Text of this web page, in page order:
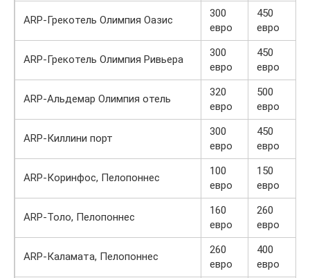
ARP-Грекотель Олимпия Оазис
300
евро
450
евро
ARP-Грекотель Олимпия Ривьера
300
евро
450
евро
ARP-Альдемар Олимпия отель
320
евро
500
евро
ARP-Киллини порт
300
евро
450
евро
ARP-Коринфос, Пелопоннес
100
евро
150
евро
ARP-Толо, Пелопоннес
160
евро
260
евро
ARP-Каламата, Пелопоннес
260
евро
400
евро